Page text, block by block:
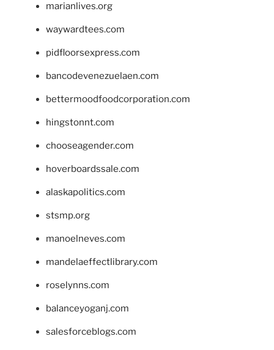
marianlives.org
waywardtees.com
pidfloorsexpress.com
bancodevenezuelaen.com
bettermoodfoodcorporation.com
hingstonnt.com
chooseagender.com
hoverboardssale.com
alaskapolitics.com
stsmp.org
manoelneves.com
mandelaeffectlibrary.com
roselynns.com
balanceyoganj.com
salesforceblogs.com